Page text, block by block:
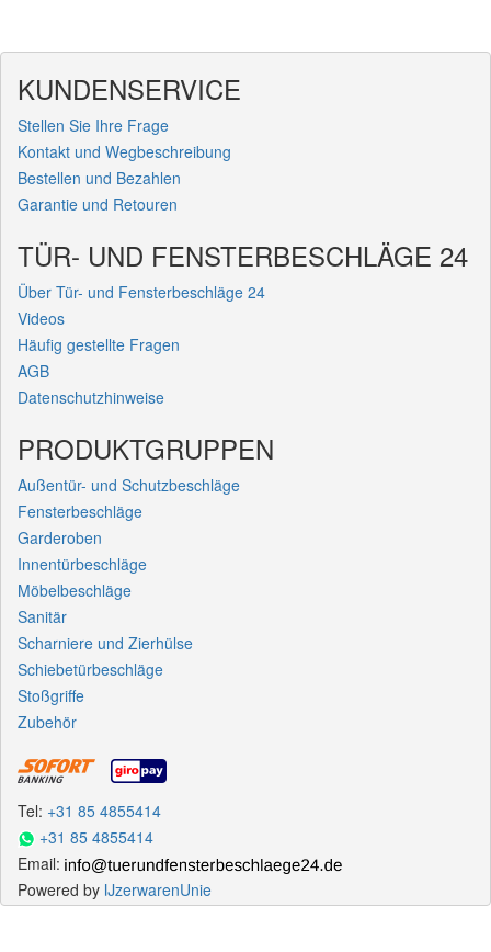
KUNDENSERVICE
Stellen Sie Ihre Frage
Kontakt und Wegbeschreibung
Bestellen und Bezahlen
Garantie und Retouren
TÜR- UND FENSTERBESCHLÄGE 24
Über Tür- und Fensterbeschläge 24
Videos
Häufig gestellte Fragen
AGB
Datenschutzhinweise
PRODUKTGRUPPEN
Außentür- und Schutzbeschläge
Fensterbeschläge
Garderoben
Innentürbeschläge
Möbelbeschläge
Sanitär
Scharniere und Zierhülse
Schiebetürbeschläge
Stoßgriffe
Zubehör
Tel: +31 85 4855414
+31 85 4855414
Email:
Powered by IJzerwarenUnie